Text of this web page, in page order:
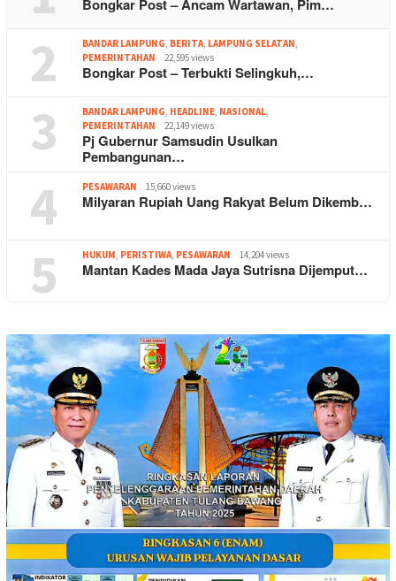
Bongkar Post – Ancam Wartawan, Pim…
2 BANDAR LAMPUNG, BERITA, LAMPUNG SELATAN,
PEMERINTAHAN
22,595 views
Bongkar Post – Terbukti Selingkuh,…
3 BANDAR LAMPUNG, HEADLINE, NASIONAL,
PEMERINTAHAN
22,149 views
Pj Gubernur Samsudin Usulkan
Pembangunan…
4 PESAWARAN 15,660 views
Milyaran Rupiah Uang Rakyat Belum Dikemb…
5 HUKUM, PERISTIWA, PESAWARAN 14,204 views
Mantan Kades Mada Jaya Sutrisna Dijemput…